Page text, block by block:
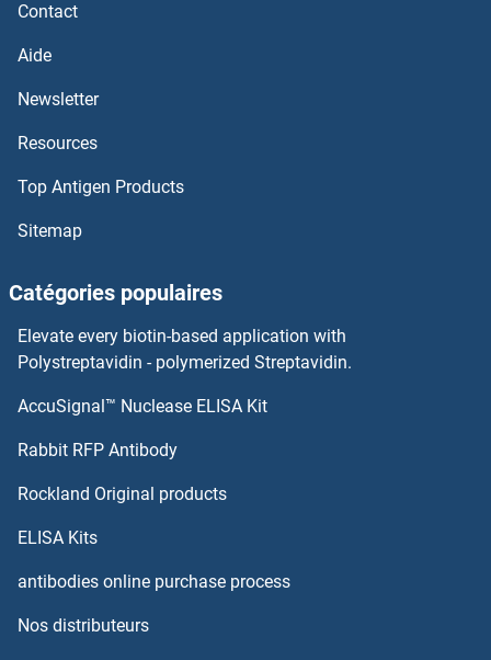
SFTPD Kits ELISA
SFTPB Kits ELISA
SFT2D1 Kits ELISA
SFRP5 Kits ELISA
SHCBP1 Kits ELISA
SHMT1 Kits ELISA
Shootin-1 Kits ELISA
Contact
Aide
Newsletter
Resources
Top Antigen Products
Sitemap
Catégories populaires
Elevate every biotin-based application with
Polystreptavidin - polymerized Streptavidin.
AccuSignal™ Nuclease ELISA Kit
Rabbit RFP Antibody
Rockland Original products
ELISA Kits
antibodies online purchase process
Nos distributeurs